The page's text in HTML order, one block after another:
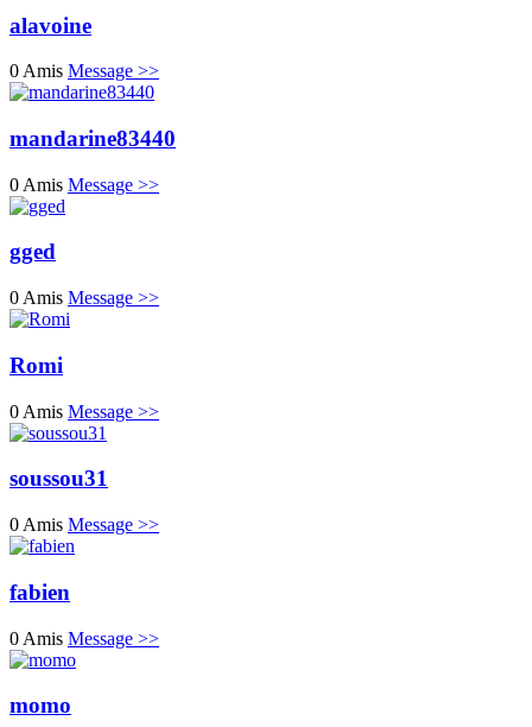
alavoine
0 Amis Message >>
mandarine83440
0 Amis Message >>
gged
0 Amis Message >>
Romi
0 Amis Message >>
soussou31
0 Amis Message >>
fabien
0 Amis Message >>
momo